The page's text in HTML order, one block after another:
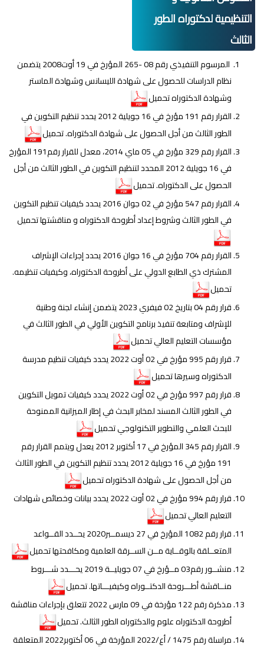
التنظيمية لدكتوراه الطور
الثالث
المرسوم التنفيذي رقم 08 -265 المؤرخ في 19 أوت2008 يتضمن
نظام الدراسات للحصول على شهادة الليسانس وشهادة الماستر
وشهادة الدكتوراه تحميل
القرار رقم 191 مؤرخ في 16 جويلية 2012 يحدد تنظيم التكوين في
الطور الثالث من أجل الحصول على شهادة الدكتوراه. تحميل
القرار رقم 329 مؤرخ في 05 ماي 2014، معدل للقرار رقم191 المؤرخ
في 16 جويلية 2012 المحدد لتنظيم التكوين في الطور الثالث من أجل
الحصول على الدكتوراه. تحميل
القرار رقم 547 مؤرخ في 02 جوان 2016 يحدد كيفيات تنظيم التكوين
في الطور الثالث وشروط إعداد أطروحة الدكتوراه و مناقشتها تحميل
القرار رقم 704 مؤرخ في 16 جوان 2016 يحدد إجراءات الإشراف
المشترك ذي الطابع الدولي على أطروحة الدكتوراه، وكيفيات تنظيمه.
تحميل
قرار رقم 04 بتاريخ 02 فيفري 2023 يتضمن إنشاء لجنة وطنية
للإشراف ومتابعة تنفيذ برنامج التكوين الأولي في الطور الثالث في
مؤسسات التعليم العالي تحميل
قرار رقم 995 مؤرخ في 02 أوت 2022 يحدد كيفيات تنظيم مدرسة
الدكتوراه وسيرها تحميل
قرار رقم 997 مؤرخ في 02 أوت 2022 يحدد كيفيات تمويل التكوين
في الطور الثالث المسند لمخابر البحث في إطار الميزانية الممنوحة
للبحث العلمي والتطوير التكنولوجي تحميل
القرار رقم 345 المؤرخ في 17 أكتوبر 2012 يعدل ويتمم القرار رقم
191 مؤرخ في 16 جويلية 2012 يحدد تنظيم التكوين في الطور الثالث
من أجل الحصول على شهادة الدكتوراه تحميل
قرار رقم 994 مؤرخ في 02 أوت 2022 يحدد بيانات وخصائص شهادات
التعليم العالي تحميل
قرار رقم 1082 المؤرخ في 27 ديسمــبر2020 يحــدد القــواعد
المتعــلقة بالوقــاية مــن الســرقة العلمية ومكافحتها تحميل
منشــور رقم03 مــؤرخ في 07 جويليــة 2019 يحـــدد شـــروط
منــاقشة أطـــروحة الدكتــوراه وكيفيـــاتها. تحميل
مذكرة رقم 122 مؤرخة في 09 مارس 2022 تتعلق بإجراءات مناقشة
أطروحة الدكتوراه علوم والدكتوراه الطور الثالث. تحميل
مراسلة رقم 1475 / أع/2022 المؤرخة في 06 أكتوبر2022 المتعلقة